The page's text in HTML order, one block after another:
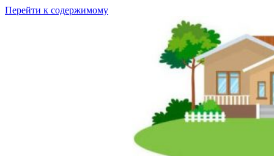
Перейти к содержимому